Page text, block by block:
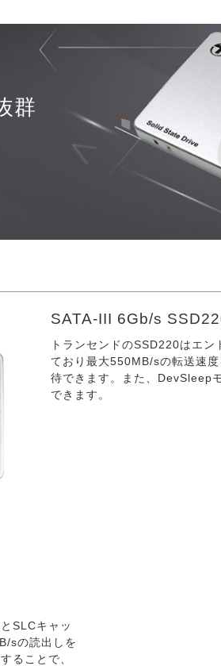
群
SATA-III 6Gb/s
トランセンドのSSD220はエ
ており最大550MB/sの転送速
待できます。また、DevSleep
できます。
SLCキャッ
sの読出しを
ることで、